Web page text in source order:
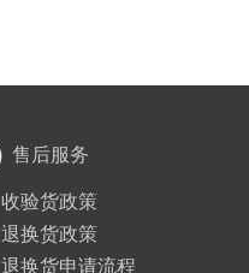
售后服务
收验货政策
退换货政策
退换货申请流程